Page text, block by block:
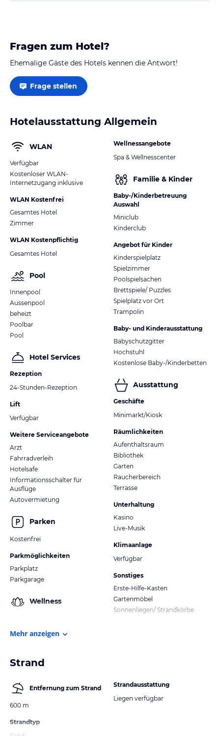
Fragen zum Hotel?
Ehemalige Gäste des Hotels kennen die Antwort!
Frage stellen
Hotelausstattung Allgemein
WLAN
Verfügbar
Kostenloser WLAN-
Internetzugang inklusive
WLAN Kostenfrei
Gesamtes Hotel
Zimmer
WLAN Kostenpflichtig
Gesamtes Hotel
Pool
Innenpool
Aussenpool
beheizt
Poolbar
Pool
Hotel Services
Rezeption
24-Stunden-Rezeption
Lift
Verfügbar
Weitere Serviceangebote
Arzt
Fahrradverleih
Hotelsafe
Informationsschalter für
Ausflüge
Autovermietung
Parken
Kostenfrei
Parkmöglichkeiten
Parkplatz
Parkgarage
Wellness
Wellnessangebote
Spa & Wellnesscenter
Familie & Kinder
Baby-/Kinderbetreuung
Auswahl
Miniclub
Kinderclub
Angebot für Kinder
Kinderspielplatz
Spielzimmer
Poolspielsachen
Brettspiele/ Puzzles
Spielplatz vor Ort
Trampolin
Baby- und Kinderausstattung
Babyschutzgitter
Hochstuhl
Kostenlose Baby-/Kinderbetten
Ausstattung
Geschäfte
Minimarkt/Kiosk
Räumlichkeiten
Aufenthaltsraum
Bibliothek
Garten
Raucherbereich
Terrasse
Unterhaltung
Kasino
Live-Musik
Klimaanlage
Verfügbar
Sonstiges
Erste-Hilfe-Kasten
Gartenmöbel
Sonnenliegen/ Strandkörbe
Mehr anzeigen
Strand
Entfernung zum Strand
600 m
Strandtyp
Strandausstattung
Liegen verfügbar